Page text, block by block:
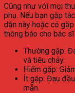
Cũng như với mọi
phụ. Nếu bạn gặp
dẫn này hoặc có
thông báo cho bác
Thường gặp:
và tiêu chảy.
Hiếm gặp:
Ít gặp: Đau
mẫn.